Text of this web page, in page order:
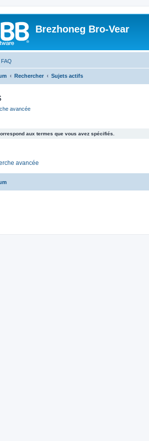
Brezhoneg Bro-Vear
FAQ
Rechercher Sujets actifs
avancée
aux termes que vous avez spécifiés.
avancée